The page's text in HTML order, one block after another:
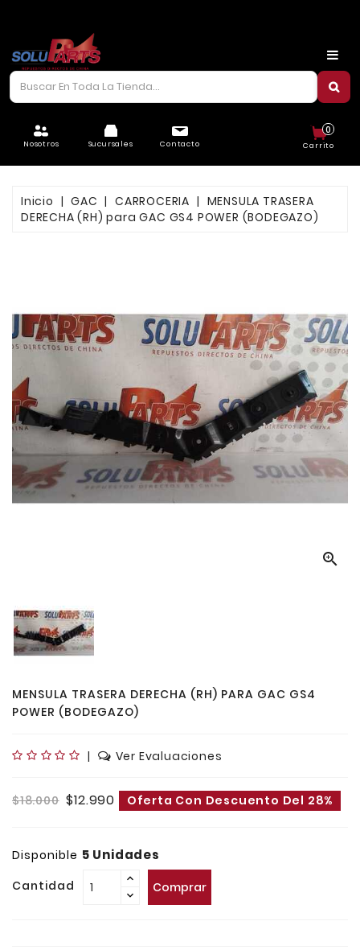
Nosotros Sucursales Contacto Carrito
0
CARROCERÍA
ELÉCTRICO
FRENOS
SUSPENSIÓN
Inicio GAC CARROCERIA
MENSULA TRASERA
DERECHA (RH) para GAC GS4 POWER (BODEGAZO)

MENSULA TRASERA DERECHA (RH) PARA GAC GS4
POWER (BODEGAZO)
| Ver Evaluaciones
$18.000 $12.990 Oferta Con Descuento Del 28%
Disponible 5 Unidades
Cantidad Comprar